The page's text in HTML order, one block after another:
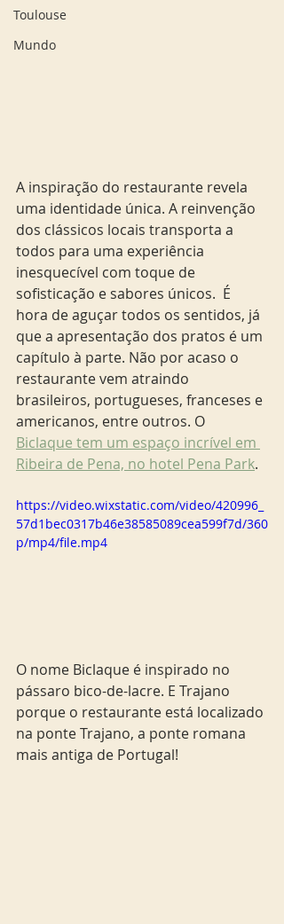
Toulouse
Mundo
A inspiração do restaurante revela
uma identidade única. A reinvenção
dos clássicos locais transporta a
todos para uma experiência
inesquecível com toque de
sofisticação e sabores únicos.  É
hora de aguçar todos os sentidos, já
que a apresentação dos pratos é um
capítulo à parte. Não por acaso o
restaurante vem atraindo
brasileiros, portugueses, franceses e
americanos, entre outros. O
Biclaque tem um espaço incrível em
Ribeira de Pena, no hotel Pena Park.
https://video.wixstatic.com/video/420996_
57d1bec0317b46e38585089cea599f7d/360
p/mp4/file.mp4
O nome Biclaque é inspirado no
pássaro bico-de-lacre. E Trajano
porque o restaurante está localizado
na ponte Trajano, a ponte romana
mais antiga de Portugal!